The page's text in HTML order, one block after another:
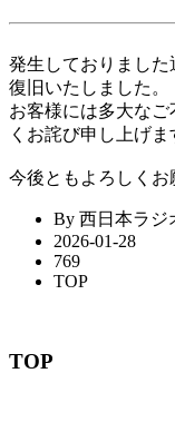
発生しておりました
復旧いたしました。
お客様には多大な
くお詫び申し上げま
今後ともよろしくお
By 西日本ラジ
2026-01-28
769
TOP
TOP